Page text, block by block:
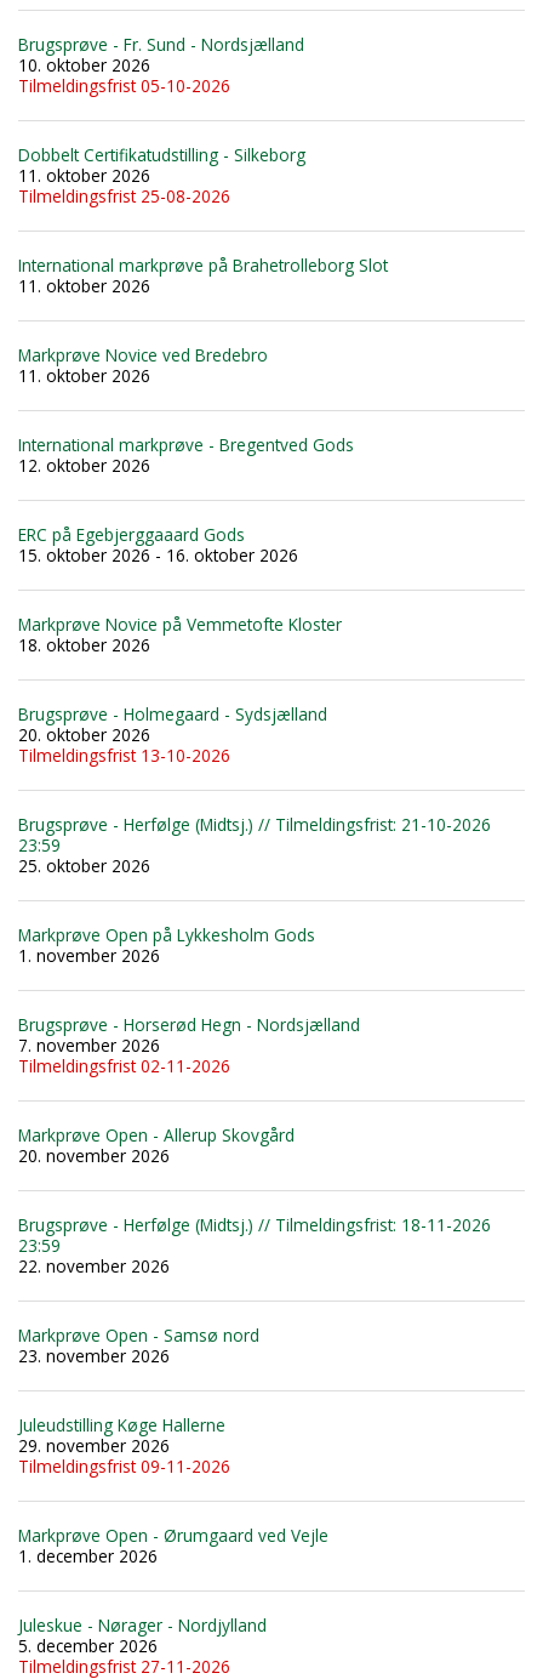
Brugsprøve - Fr. Sund - Nordsjælland
10. oktober 2026
Tilmeldingsfrist 05-10-2026
Dobbelt Certifikatudstilling - Silkeborg
11. oktober 2026
Tilmeldingsfrist 25-08-2026
International markprøve på Brahetrolleborg Slot
11. oktober 2026
Markprøve Novice ved Bredebro
11. oktober 2026
International markprøve - Bregentved Gods
12. oktober 2026
ERC på Egebjerggaaard Gods
15. oktober 2026 - 16. oktober 2026
Markprøve Novice på Vemmetofte Kloster
18. oktober 2026
Brugsprøve - Holmegaard - Sydsjælland
20. oktober 2026
Tilmeldingsfrist 13-10-2026
Brugsprøve - Herfølge (Midtsj.) // Tilmeldingsfrist: 21-10-2026
23:59
25. oktober 2026
Markprøve Open på Lykkesholm Gods
1. november 2026
Brugsprøve - Horserød Hegn - Nordsjælland
7. november 2026
Tilmeldingsfrist 02-11-2026
Markprøve Open - Allerup Skovgård
20. november 2026
Brugsprøve - Herfølge (Midtsj.) // Tilmeldingsfrist: 18-11-2026
23:59
22. november 2026
Markprøve Open - Samsø nord
23. november 2026
Juleudstilling Køge Hallerne
29. november 2026
Tilmeldingsfrist 09-11-2026
Markprøve Open - Ørumgaard ved Vejle
1. december 2026
Juleskue - Nørager - Nordjylland
5. december 2026
Tilmeldingsfrist 27-11-2026